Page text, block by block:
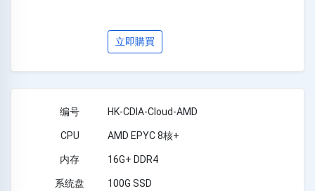
立即購買
HK-CDIA-Cloud-AMD
AMD EPYC 8核+
16G+ DDR4
100G SSD